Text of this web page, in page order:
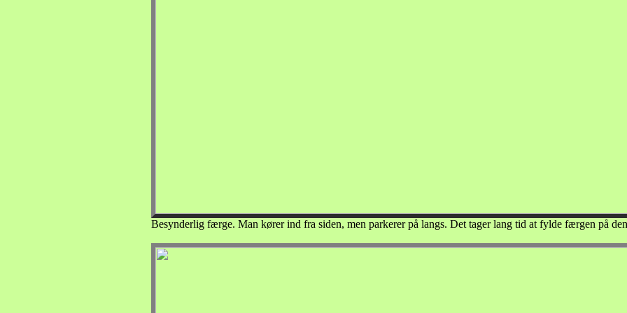
Besynderlig færge. Man kører ind fra siden, men parkerer på langs. Det tager lang tid at fylde færgen på